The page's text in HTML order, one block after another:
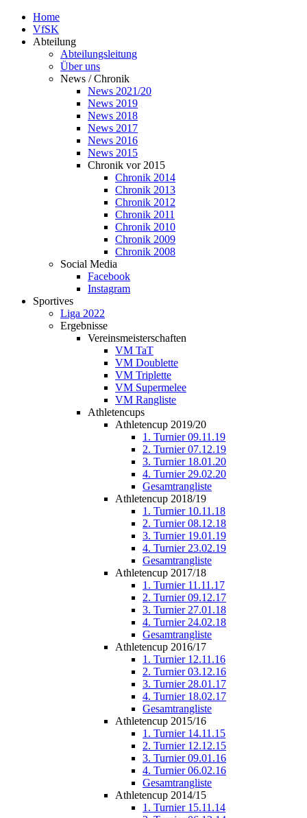
Home
VfSK
Abteilung
Abteilungsleitung
Über uns
News / Chronik
News 2021/20
News 2019
News 2018
News 2017
News 2016
News 2015
Chronik vor 2015
Chronik 2014
Chronik 2013
Chronik 2012
Chronik 2011
Chronik 2010
Chronik 2009
Chronik 2008
Social Media
Facebook
Instagram
Sportives
Liga 2022
Ergebnisse
Vereinsmeisterschaften
VM TaT
VM Doublette
VM Triplette
VM Supermelee
VM Rangliste
Athletencups
Athletencup 2019/20
1. Turnier 09.11.19
2. Turnier 07.12.19
3. Turnier 18.01.20
4. Turnier 29.02.20
Gesamtrangliste
Athletencup 2018/19
1. Turnier 10.11.18
2. Turnier 08.12.18
3. Turnier 19.01.19
4. Turnier 23.02.19
Gesamtrangliste
Athletencup 2017/18
1. Turnier 11.11.17
2. Turnier 09.12.17
3. Turnier 27.01.18
4. Turnier 24.02.18
Gesamtrangliste
Athletencup 2016/17
1. Turnier 12.11.16
2. Turnier 03.12.16
3. Turnier 28.01.17
4. Turnier 18.02.17
Gesamtrangliste
Athletencup 2015/16
1. Turnier 14.11.15
2. Turnier 12.12.15
3. Turnier 09.01.16
4. Turnier 06.02.16
Gesamtrangliste
Athletencup 2014/15
1. Turnier 15.11.14